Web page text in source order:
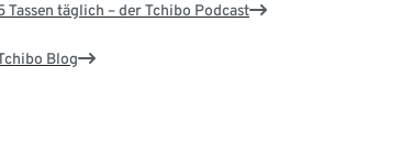
Tassen täglich – der Tchibo Podcast
Blog